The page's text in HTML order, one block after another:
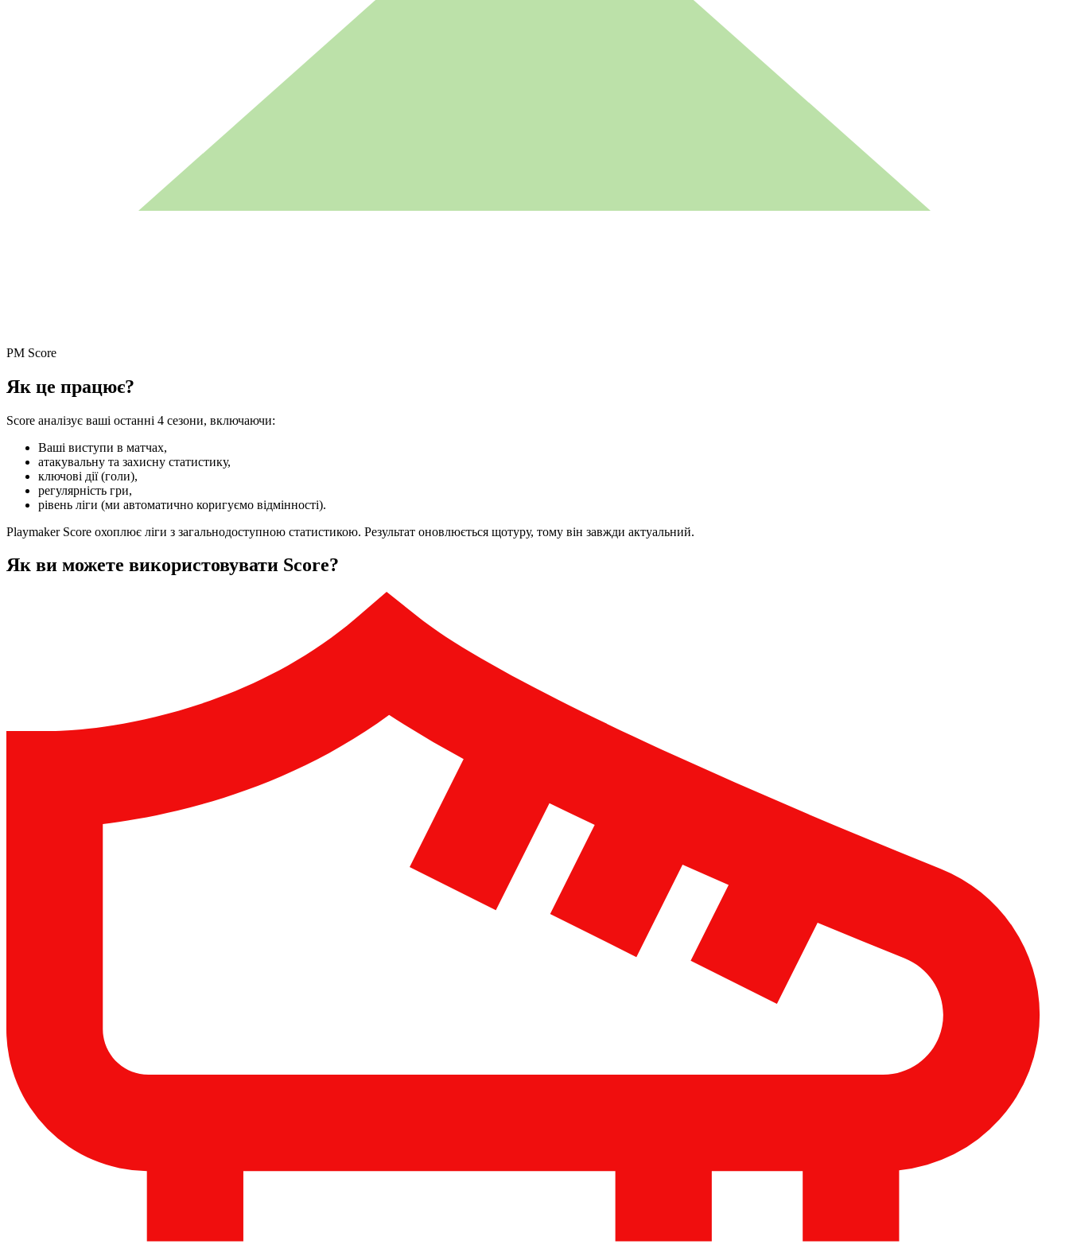
PM Score
Як це працює?
Score аналізує ваші останні 4 сезони, включаючи:
Ваші виступи в матчах,
атакувальну та захисну статистику,
ключові дії (голи),
регулярність гри,
рівень ліги (ми автоматично коригуємо відмінності).
Playmaker Score охоплює ліги з загальнодоступною статистикою. Результат оновлюється щотуру, тому він завжди актуальний.
Як ви можете використовувати Score?